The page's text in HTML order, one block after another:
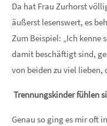
Da hat Frau Zurhorst
äußerst lesenswert, es
Zum Beispiel: „Ich kenne
damit beschäftigt sind,
von beiden zu viel lieben,
Trennungskinder fühlen
Genau so ging es mir oft